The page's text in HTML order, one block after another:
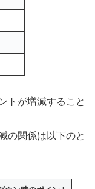
トが増減すること
の関係は以下のと